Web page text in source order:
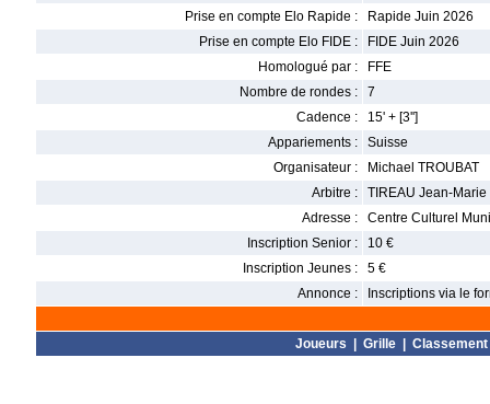
Prise en compte Elo Rapide :
Rapide Juin 2026
Prise en compte Elo FIDE :
FIDE Juin 2026
Homologué par :
FFE
Nombre de rondes :
7
Cadence :
15' + [3'']
Appariements :
Suisse
Organisateur :
Michael TROUBAT
Arbitre :
TIREAU Jean-Marie
Adresse :
Centre Culturel
Inscription Senior :
10 €
Inscription Jeunes :
5 €
Annonce :
Inscriptions via le
Joueurs Grille Classement